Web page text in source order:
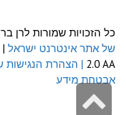
כל הזכויות שמורות לרן
של אתר אינטרנט ישראל
2.0 AA | הצהרת
אבטחת מידע
גלילה